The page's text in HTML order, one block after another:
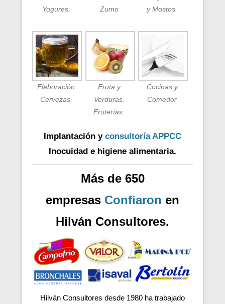
Yogures.
Zumo
y Mostos.
Elaboración
Cervezas.
Fruta y
Verduras.
Fruterías.
Cocinas y
Comedor
Implantación y consultoría APPCC
Inocuidad e higiene alimentaria.
Más de 650
empresas Confiaron en
Hilván Consultores.
Hilván Consultores desde 1980 ha trabajado